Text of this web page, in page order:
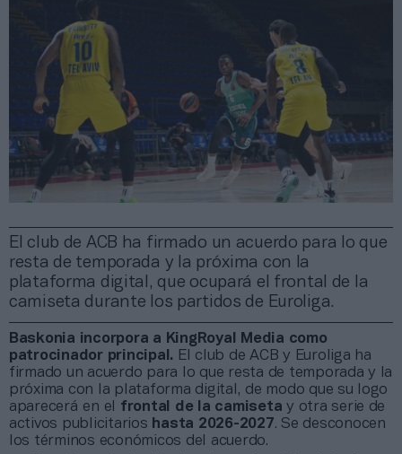
El club de ACB ha firmado un acuerdo para lo que
resta de temporada y la próxima con la
plataforma digital, que ocupará el frontal de la
camiseta durante los partidos de Euroliga.
Baskonia incorpora a KingRoyal Media como
patrocinador principal. El club de ACB y Euroliga ha
firmado un acuerdo para lo que resta de temporada y la
próxima con la plataforma digital, de modo que su logo
aparecerá en el frontal de la camisetay otra serie de
activos publicitarios hasta 2026-2027. Se desconocen
los términos económicos del acuerdo.